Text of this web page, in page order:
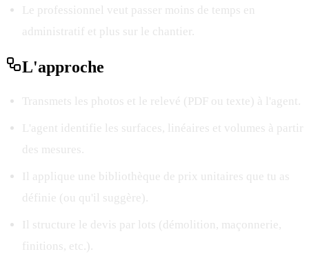
Le professionnel veut passer moins de temps en
administratif et plus sur le chantier.
L'approche
Transmets les photos et le relevé (PDF ou texte) à l'agent.
L'agent identifie les surfaces, linéaires et volumes à partir
des mesures.
Il applique une bibliothèque de prix unitaires que tu as
définie (ou qu'il suggère).
Il structure le devis par lots (démolition, maçonnerie,
finitions, etc.).